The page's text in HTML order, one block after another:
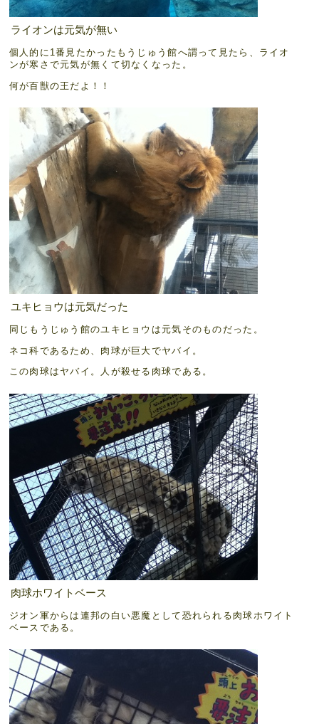
ライオンは元気が無い
個人的に1番見たかったもうじゅう館へ謂って見たら、ライオ
ンが寒さで元気が無くて切なくなった。
何が百獣の王だよ！！
ユキヒョウは元気だった
同じもうじゅう館のユキヒョウは元気そのものだった。
ネコ科であるため、肉球が巨大でヤバイ。
この肉球はヤバイ。人が殺せる肉球である。
肉球ホワイトベース
ジオン軍からは連邦の白い悪魔として恐れられる肉球ホワイト
ベースである。